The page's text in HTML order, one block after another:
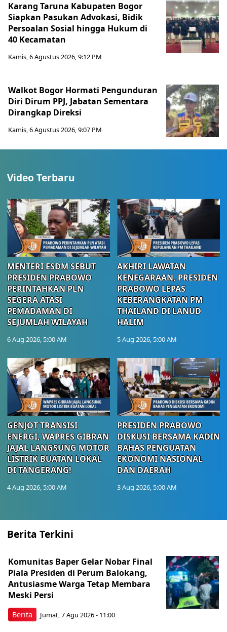
Karang Taruna Kabupaten Bogor
Siapkan Pasukan Advokasi, Bidik
Persoalan Sosial hingga Hukum di
40 Kecamatan
Kamis, 6 Agustus 2026, 9:12 PM
Walkot Bogor Hormati Pengunduran
Diri Dirum PPJ, Jabatan Sementara
Dirangkap Direksi
Kamis, 6 Agustus 2026, 9:07 PM
Video Terbaru
MENTERI ESDM SEBUT
PRESIDEN PRABOWO
PERINTAHKAN PLN
SEGERA ATASI
PEMADAMAN DI
SEJUMLAH WILAYAH
6 Aug 2026, 5:00 AM
AKHIRI LAWATAN
KENEGARAAN, PRESIDEN
PRABOWO LEPAS
KEBERANGKATAN PM
THAILAND DI LANUD
HALIM
5 Aug 2026, 5:00 AM
GENJOT TRANSISI
ENERGI, WAPRES GIBRAN
JAJAL LANGSUNG MOTOR
LISTRIK BUATAN LOKAL
DI TANGERANG!
4 Aug 2026, 5:00 AM
PRESIDEN PRABOWO
DISKUSI BERSAMA KADIN
BAHAS PENGUATAN
EKONOMI NASIONAL
DAN DAERAH
3 Aug 2026, 5:00 AM
Berita Terkini
Berita
Komunitas Baper Gelar Nobar Final
Piala Presiden di Perum Balokang,
Antusiasme Warga Tetap Membara
Meski Persi
Jumat, 7 Agu 2026 - 11:00